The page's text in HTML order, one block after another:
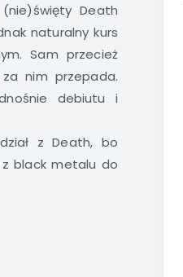
Death
naturalny kurs
Sam przecież
nim przepada.
debiutu i
z Death, bo
z black metalu do